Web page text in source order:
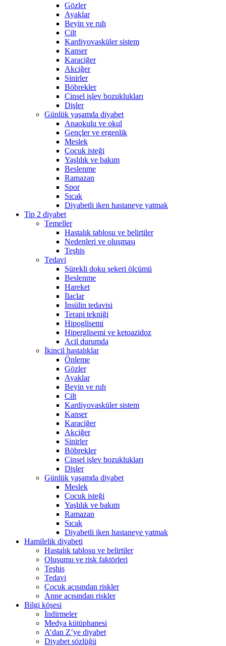
Gözler
Ayaklar
Beyin ve ruh
Cilt
Kardiyovasküler sistem
Kanser
Karaciğer
Akciğer
Sinirler
Böbrekler
Cinsel işlev bozuklukları
Dişler
Günlük yaşamda diyabet
Anaokulu ve okul
Gençler ve ergenlik
Meslek
Çocuk isteği
Yaşlılık ve bakım
Beslenme
Ramazan
Spor
Sıcak
Diyabetli iken hastaneye yatmak
Tip 2 diyabet
Temeller
Hastalık tablosu ve belirtiler
Nedenleri ve oluşması
Teşhis
Tedavi
Sürekli doku şekeri ölçümü
Beslenme
Hareket
İlaçlar
İnsülin tedavisi
Terapi tekniği
Hipoglisemi
Hiperglisemi ve ketoazidoz
Acil durumda
İkincil hastalıklar
Önleme
Gözler
Ayaklar
Beyin ve ruh
Cilt
Kardiyovasküler sistem
Kanser
Karaciğer
Akciğer
Sinirler
Böbrekler
Cinsel işlev bozuklukları
Dişler
Günlük yaşamda diyabet
Meslek
Çocuk isteği
Yaşlılık ve bakım
Ramazan
Sıcak
Diyabetli iken hastaneye yatmak
Hamilelik diyabeti
Hastalık tablosu ve belirtiler
Oluşumu ve risk faktörleri
Teşhis
Tedavi
Çocuk açısından riskler
Anne açısından riskler
Bilgi köşesi
İndirmeler
Medya kütüphanesi
A’dan Z’ye diyabet
Diyabet sözlüğü